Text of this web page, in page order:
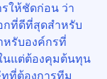
ให้ชัดก่อน ว่า
กที่ดีที่สุดสำหรับ
หรับองค์กรที่
นแต่ต้องคุมต้นทุน
ที่ต้องการทีม